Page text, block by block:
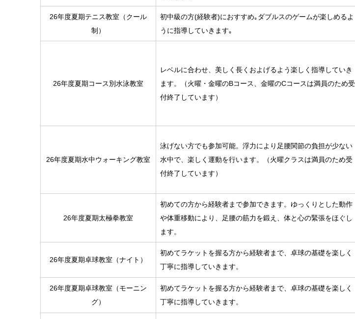
26年度夏期テニス教室（クール
制）
初中級の方(経験者)におすすめ｡ダブルスのゲームが楽しめるよ
うに指導していきます｡
26年度夏期コース別水泳教室
レベルに合わせ、美しく長くおよげるよう楽しく指導していき
ます。（火曜・金曜のBコース、金曜のCコースは満員のため受
付終了しています）
26年度夏期水中ウォーキング教室
泳げない方でも参加可能。浮力により足腰関節の負担が少ない
水中で、楽しく運動を行います。（火曜クラスは満員のため受
付終了しています）
26年度夏期太極拳教室
初めての方から経験者まで参加できます。ゆっくりとした動作
や体重移動により、足腰の筋力を鍛え、体と心の緊張をほぐし
ます。
26年度夏期卓球教室（ナイト）
初めてラケットを握る方から経験者まで、卓球の基礎を楽しく
丁寧に指導していきます。
26年度夏期卓球教室（モーニン
グ）
初めてラケットを握る方から経験者まで、卓球の基礎を楽しく
丁寧に指導していきます。